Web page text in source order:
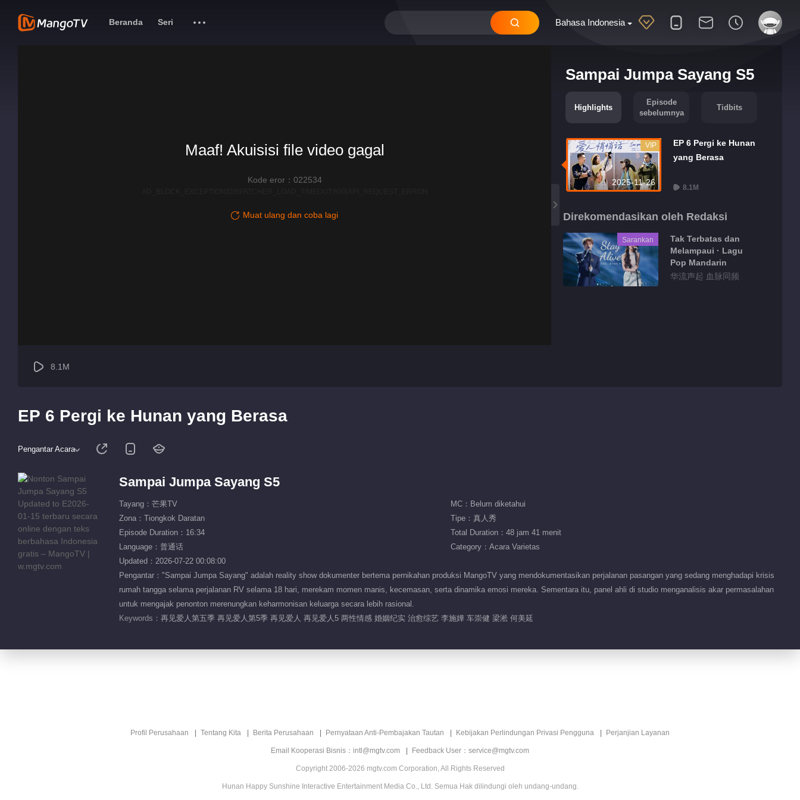
Bahasa Indonesia
Beranda Seri
Sampai Jumpa Sayang S5
Highlights
Episode
sebelumnya
Tidbits
2025-11-26
VIP
EP 6 Pergi ke Hunan
yang Berasa
8.1M
Direkomendasikan oleh Redaksi
Sarankan
Tak Terbatas dan
Melampaui · Lagu
Pop Mandarin
华流声起 血脉同频
Maaf! Akuisisi file video gagal
Kode eror：022534
Muat ulang dan coba lagi
8.1M
EP 6 Pergi ke Hunan yang Berasa
Pengantar Acara
Sampai Jumpa Sayang S5
Tayang：芒果TV
MC：Belum diketahui
Zona：Tiongkok Daratan
Tipe：真人秀
Episode Duration：16:34
Total Duration：48 jam 41 menit
Language：普通话
Category：Acara Varietas
Updated：2026-07-22 00:08:00
Pengantar："Sampai Jumpa Sayang" adalah reality show dokumenter bertema pernikahan produksi MangoTV yang mendokumentasikan perjalanan pasangan yang sedang menghadapi krisis
rumah tangga selama perjalanan RV selama 18 hari, merekam momen manis, kecemasan, serta dinamika emosi mereka. Sementara itu, panel ahli di studio menganalisis akar permasalahan
untuk mengajak penonton merenungkan keharmonisan keluarga secara lebih rasional.
Keywords： 再见爱人第五季 再见爱人第5季 再见爱人 再见爱人5 两性情感 婚姻纪实 治愈综艺 李施嬅 车崇健 梁淞 何美延
Profil Perusahaan Tentang Kita Berita Perusahaan Pernyataan Anti-Pembajakan Tautan Kebijakan Perlindungan Privasi Pengguna Perjanjian Layanan
Email Kooperasi Bisnis：intl@mgtv.com Feedback User：service@mgtv.com
Copyright 2006-2026 mgtv.com Corporation, All Rights Reserved
Hunan Happy Sunshine Interactive Entertainment Media Co., Ltd. Semua Hak dilindungi oleh undang-undang.